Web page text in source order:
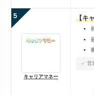
5
キャリアマネー
【キ
営